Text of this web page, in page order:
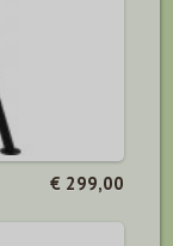
€ 299,00